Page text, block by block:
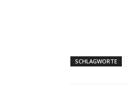
SCHLAGWORTE